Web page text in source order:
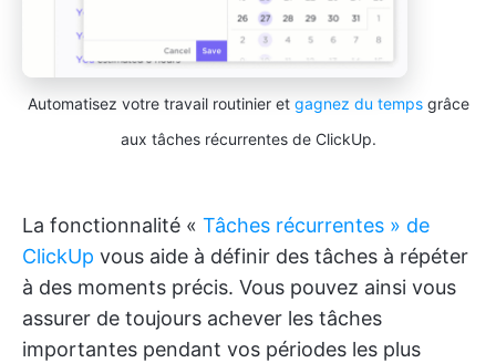
Automatisez votre travail routinier et gagnez du tempsgrâce
aux tâches récurrentes de ClickUp.
La fonctionnalité « Tâches récurrentes » de
ClickUp vous aide à définir des tâches à répéter
à des moments précis. Vous pouvez ainsi vous
assurer de toujours achever les tâches
importantes pendant vos périodes les plus